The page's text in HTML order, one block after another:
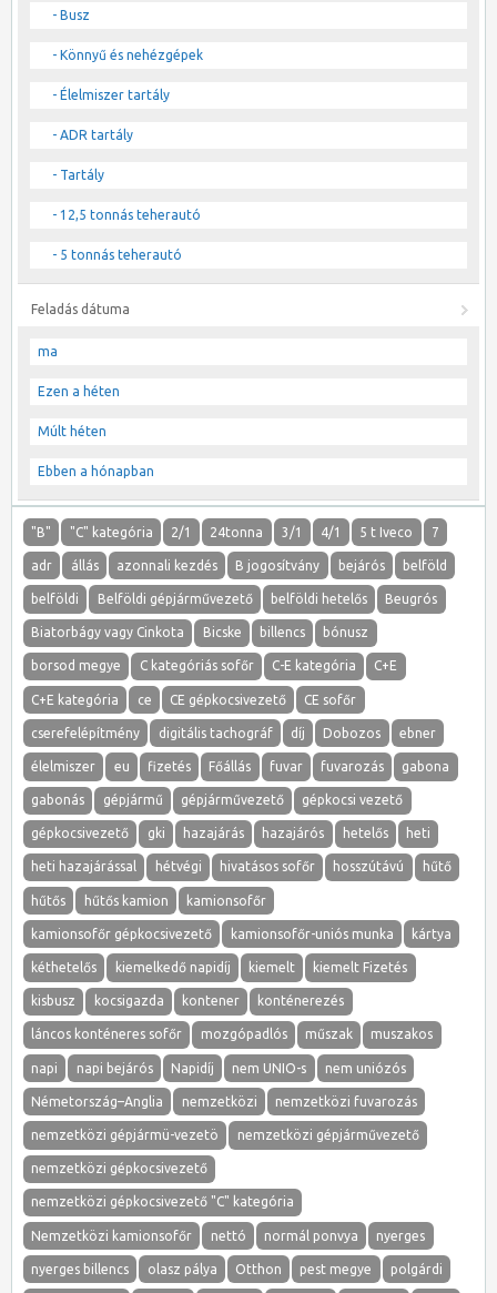
- Busz
- Könnyű és nehézgépek
- Élelmiszer tartály
- ADR tartály
- Tartály
- 12,5 tonnás teherautó
- 5 tonnás teherautó
Feladás dátuma
ma
Ezen a héten
Múlt héten
Ebben a hónapban
"B" "C" kategória 2/1 24tonna 3/1 4/1 5 t Iveco 7
adr állás azonnali kezdés B jogosítvány bejárós belföld
belföldi Belföldi gépjárművezető belföldi hetelős Beugrós
Biatorbágy vagy Cinkota Bicske billencs bónusz
borsod megye C kategóriás sofőr C-E kategória C+E
C+E kategória ce CE gépkocsivezető CE sofőr
cserefelépítmény digitális tachográf díj Dobozos ebner
élelmiszer eu fizetés Főállás fuvar fuvarozás gabona
gabonás gépjármű gépjárművezető gépkocsi vezető
gépkocsivezető gki hazajárás hazajárós hetelős heti
heti hazajárással hétvégi hivatásos sofőr hosszútávú hűtő
hűtős hűtős kamion kamionsofőr
kamionsofőr gépkocsivezető kamionsofőr-uniós munka kártya
kéthetelős kiemelkedő napidíj kiemelt kiemelt Fizetés
kisbusz kocsigazda kontener konténerezés
láncos konténeres sofőr mozgópadlós műszak muszakos
napi napi bejárós Napidíj nem UNIO-s nem uniózós
Németország–Anglia nemzetközi nemzetközi fuvarozás
nemzetközi gépjármü-vezetö nemzetközi gépjárművezető
nemzetközi gépkocsivezető
nemzetközi gépkocsivezető "C" kategória
Nemzetközi kamionsofőr nettó normál ponvya nyerges
nyerges billencs olasz pálya Otthon pest megye polgárdi